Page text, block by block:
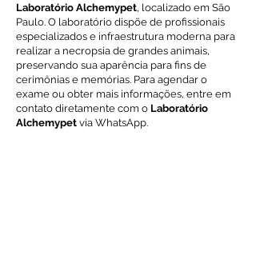
Laboratório Alchemypet, localizado em São
Paulo. O laboratório dispõe de profissionais
especializados e infraestrutura moderna para
realizar a necropsia de grandes animais,
preservando sua aparência para fins de
cerimônias e memórias. Para agendar o
exame ou obter mais informações, entre em
contato diretamente com o Laboratório
Alchemypet via WhatsApp.